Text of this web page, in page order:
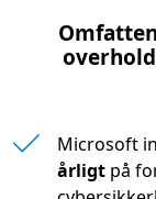
Microsoft
årligt på